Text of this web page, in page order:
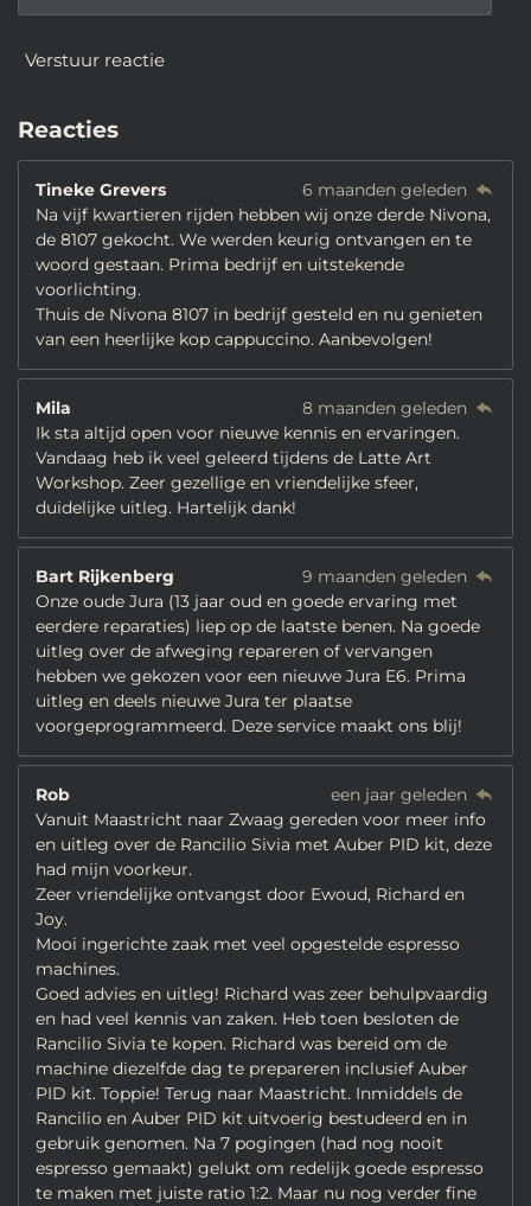
Verstuur reactie
Reacties
Tineke Grevers
6 maanden geleden
Na vijf kwartieren rijden hebben wij onze derde Nivona,
de 8107 gekocht. We werden keurig ontvangen en te
woord gestaan. Prima bedrijf en uitstekende
voorlichting.
Thuis de Nivona 8107 in bedrijf gesteld en nu genieten
van een heerlijke kop cappuccino. Aanbevolgen!
Mila
8 maanden geleden
Ik sta altijd open voor nieuwe kennis en ervaringen.
Vandaag heb ik veel geleerd tijdens de Latte Art
Workshop. Zeer gezellige en vriendelijke sfeer,
duidelijke uitleg. Hartelijk dank!
Bart Rijkenberg
9 maanden geleden
Onze oude Jura (13 jaar oud en goede ervaring met
eerdere reparaties) liep op de laatste benen. Na goede
uitleg over de afweging repareren of vervangen
hebben we gekozen voor een nieuwe Jura E6. Prima
uitleg en deels nieuwe Jura ter plaatse
voorgeprogrammeerd. Deze service maakt ons blij!
Rob
een jaar geleden
Vanuit Maastricht naar Zwaag gereden voor meer info
en uitleg over de Rancilio Sivia met Auber PID kit, deze
had mijn voorkeur.
Zeer vriendelijke ontvangst door Ewoud, Richard en
Joy.
Mooi ingerichte zaak met veel opgestelde espresso
machines.
Goed advies en uitleg! Richard was zeer behulpvaardig
en had veel kennis van zaken. Heb toen besloten de
Rancilio Sivia te kopen. Richard was bereid om de
machine diezelfde dag te prepareren inclusief Auber
PID kit. Toppie! Terug naar Maastricht. Inmiddels de
Rancilio en Auber PID kit uitvoerig bestudeerd en in
gebruik genomen. Na 7 pogingen (had nog nooit
espresso gemaakt) gelukt om redelijk goede espresso
te maken met juiste ratio 1:2. Maar nu nog verder fine